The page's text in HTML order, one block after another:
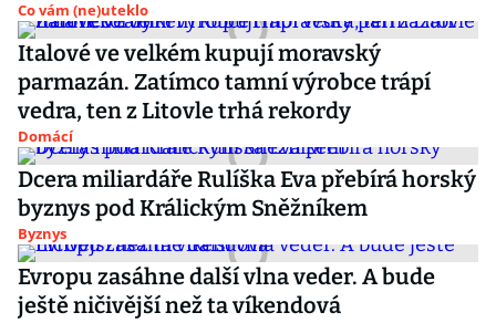
Co vám (ne)uteklo
Italové ve velkém kupují moravský
parmazán. Zatímco tamní výrobce trápí
vedra, ten z Litovle trhá rekordy
Domácí
Dcera miliardáře Rulíška Eva přebírá horský
byznys pod Králickým Sněžníkem
Byznys
Evropu zasáhne další vlna veder. A bude
ještě ničivější než ta víkendová